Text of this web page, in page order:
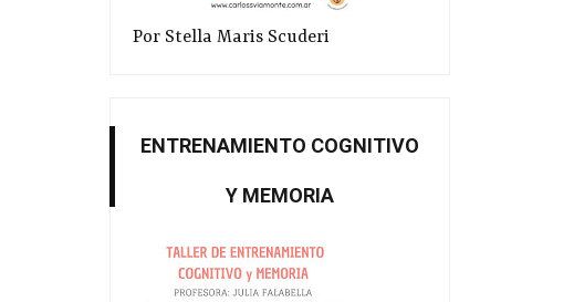
Por Stella Maris Scuderi
ENTRENAMIENTO COGNITIVO
Y MEMORIA